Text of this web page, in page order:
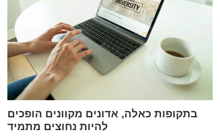
בתקופות כאלה, אדונים מקוונים הופכים
להיות נחוצים מתמיד